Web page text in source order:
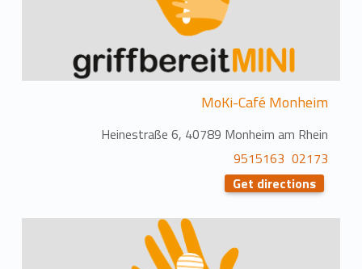
MoKi-Café Monheim
Heinestraße 6, 40789 Monheim am Rhein
02173 9515163
Get directions